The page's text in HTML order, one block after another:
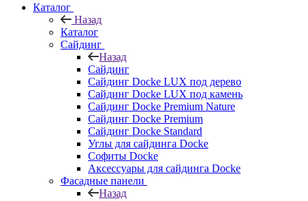
Каталог
Назад
Каталог
Сайдинг
Назад
Сайдинг
Сайдинг Docke LUX под дерево
Сайдинг Docke LUX под камень
Сайдинг Docke Premium Nature
Сайдинг Docke Premium
Сайдинг Docke Standard
Углы для сайдинга Docke
Софиты Docke
Аксессуары для сайдинга Docke
Фасадные панели
Назад